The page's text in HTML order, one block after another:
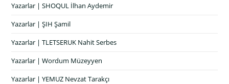
Yazarlar | SHOQUL İlhan Aydemir
Yazarlar | ŞIH Şamil
Yazarlar | TLETSERUK Nahit Serbes
Yazarlar | Wordum Müzeyyen
Yazarlar | YEMUZ Nevzat Tarakçı